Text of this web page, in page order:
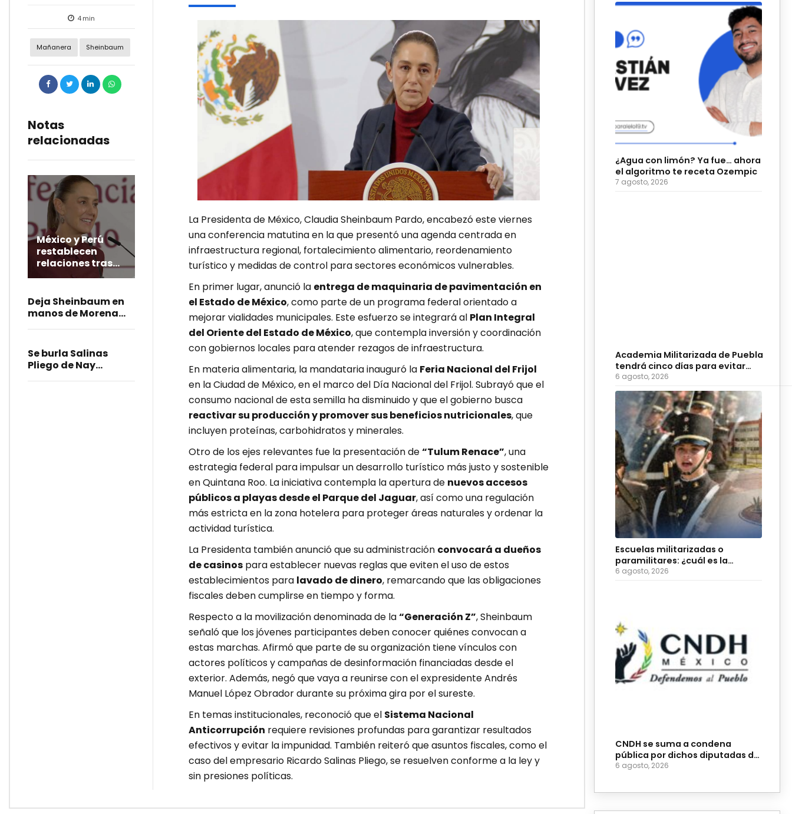
4 min
Mañanera Sheinbaum
Notas
relacionadas
México y Perú
restablecen
relaciones tras
crisis
Deja Sheinbaum en
manos de Morena
burlas
Se burla Salinas
Pliego de Nay
La Presidenta de México, Claudia Sheinbaum Pardo, encabezó este viernes
una conferencia matutina en la que presentó una agenda centrada en
infraestructura regional, fortalecimiento alimentario, reordenamiento
turístico y medidas de control para sectores económicos vulnerables.
En primer lugar, anunció la entrega de maquinaria de pavimentación en
el Estado de México, como parte de un programa federal orientado a
mejorar vialidades municipales. Este esfuerzo se integrará al Plan Integral
del Oriente del Estado de México, que contempla inversión y coordinación
con gobiernos locales para atender rezagos de infraestructura.
En materia alimentaria, la mandataria inauguró la Feria Nacional del Frijol
en la Ciudad de México, en el marco del Día Nacional del Frijol. Subrayó que el
consumo nacional de esta semilla ha disminuido y que el gobierno busca
reactivar su producción y promover sus beneficios nutricionales, que
incluyen proteínas, carbohidratos y minerales.
Otro de los ejes relevantes fue la presentación de“Tulum Renace”, una
estrategia federal para impulsar un desarrollo turístico más justo y sostenible
en Quintana Roo. La iniciativa contempla la apertura de nuevos accesos
públicos a playas desde el Parque del Jaguar, así como una regulación
más estricta en la zona hotelera para proteger áreas naturales y ordenar la
actividad turística.
La Presidenta también anunció que su administración convocará a dueños
de casinospara establecer nuevas reglas que eviten el uso de estos
establecimientos para lavado de dinero, remarcando que las obligaciones
fiscales deben cumplirse en tiempo y forma.
Respecto a la movilización denominada de la“Generación Z”, Sheinbaum
señaló que los jóvenes participantes deben conocer quiénes convocan a
estas marchas. Afirmó que parte de su organización tiene vínculos con
actores políticos y campañas de desinformación financiadas desde el
exterior. Además, negó que vaya a reunirse con el expresidente Andrés
Manuel López Obrador durante su próxima gira por el sureste.
En temas institucionales, reconoció que el Sistema Nacional
Anticorrupción requiere revisiones profundas para garantizar resultados
efectivos y evitar la impunidad. También reiteró que asuntos fiscales, como el
caso del empresario Ricardo Salinas Pliego, se resuelven conforme a la ley y
sin presiones políticas.
¿Agua con limón? Ya fue… ahora
el algoritmo te receta Ozempic
7 agosto, 2026
Academia Militarizada de Puebla
tendrá cinco días para evitar
suspensión
6 agosto, 2026
Escuelas militarizadas o
paramilitares: ¿cuál es la
diferencia?
6 agosto, 2026
CNDH se suma a condena
pública por dichos diputadas de
Morena
6 agosto, 2026